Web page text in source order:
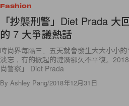
Fashion
「抄襲刑警」Diet Prada 大
的 7 大爭議熱話
時尚界每隔三、五天就會發生大大小小
淡忘，有的掀起的漣漪卻久不平復。
尚警察」 Diet Prada
By Ashley Pang/2018年12月31日